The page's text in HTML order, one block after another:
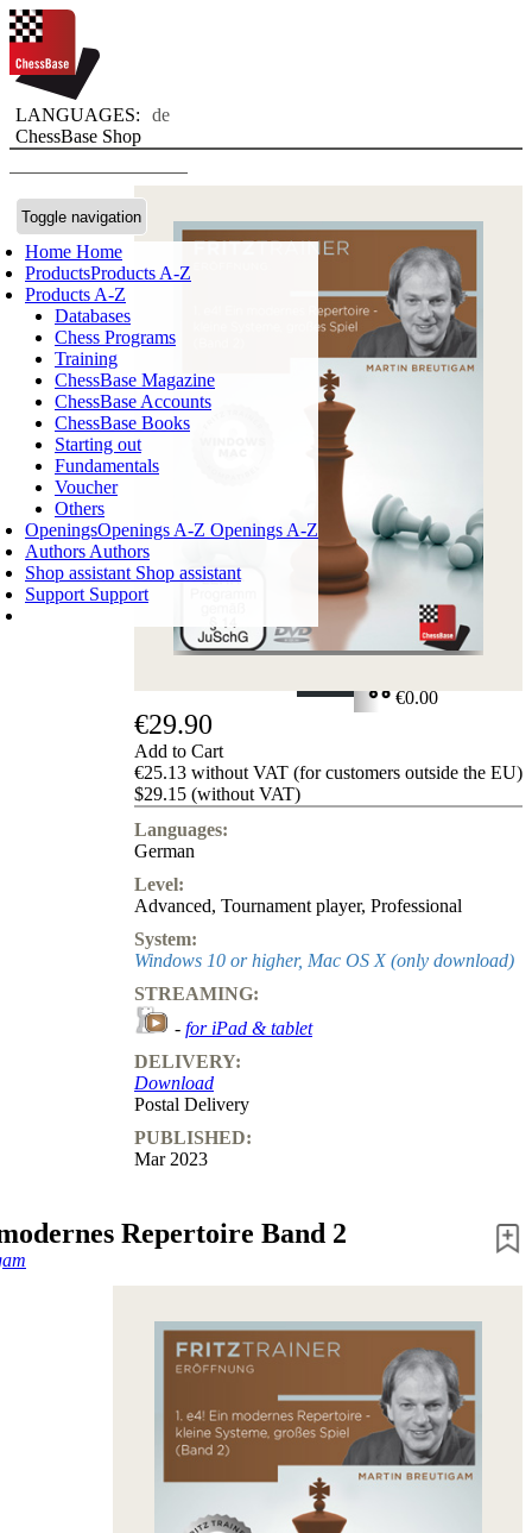
LANGUAGES:
de
ChessBase Shop
Toggle navigation
Home Home
ProductsProducts A-Z
Products A-Z
Databases
Chess Programs
Training
ChessBase Magazine
ChessBase Accounts
ChessBase Books
Starting out
Fundamentals
Voucher
Others
OpeningsOpenings A-Z Openings A-Z
Authors Authors
Shop assistant Shop assistant
Support Support
Login
SHOPPING CART
€0.00
€29.90
Add to Cart
€25.13 without VAT (for customers outside the EU)
$29.15 (without VAT)
Languages:
German
Level:
Advanced, Tournament player, Professional
System:
Windows 10 or higher, Mac OS X (only download)
STREAMING:
- for iPad & tablet
DELIVERY:
Download
Postal Delivery
PUBLISHED:
Mar 2023
Repertoire Band 2